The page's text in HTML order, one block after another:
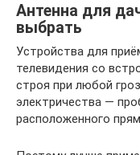
Антенна для
выбрать
Устройства для
телевидения со
строя при любой
электричества —
расположенного